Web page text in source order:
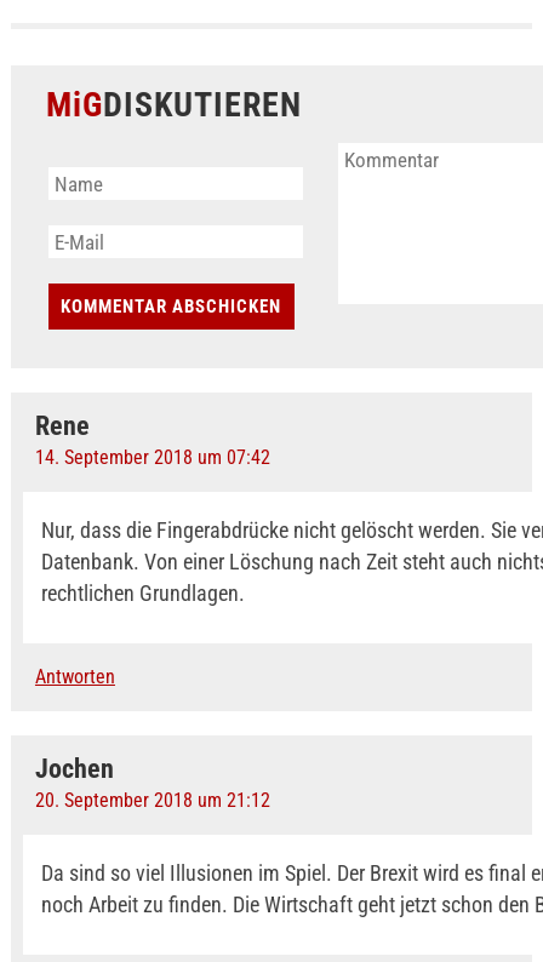
MiGDISKUTIEREN
Rene
14. September 2018 um 07:42
Nur, dass die Fingerabdrücke nicht gelöscht werden. Sie
Datenbank. Von einer Löschung nach Zeit steht auch
rechtlichen Grundlagen.
Antworten
Jochen
20. September 2018 um 21:12
Da sind so viel Illusionen im Spiel. Der Brexit wird es final
noch Arbeit zu finden. Die Wirtschaft geht jetzt schon den